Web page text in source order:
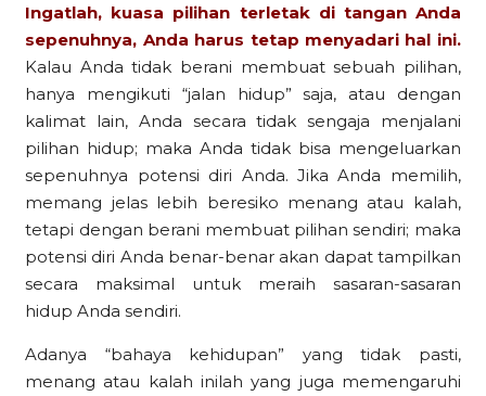
Ingatlah, kuasa pilihan terletak di tangan Anda
sepenuhnya, Anda harus tetap menyadari hal ini.
Kalau Anda tidak berani membuat sebuah pilihan,
hanya mengikuti “jalan hidup” saja, atau dengan
kalimat lain, Anda secara tidak sengaja menjalani
pilihan hidup; maka Anda tidak bisa mengeluarkan
sepenuhnya potensi diri Anda. Jika Anda memilih,
memang jelas lebih beresiko menang atau kalah,
tetapi dengan berani membuat pilihan sendiri; maka
potensi diri Anda benar-benar akan dapat tampilkan
secara maksimal untuk meraih sasaran-sasaran
hidup Anda sendiri.
Adanya “bahaya kehidupan” yang tidak pasti,
menang atau kalah inilah yang juga memengaruhi